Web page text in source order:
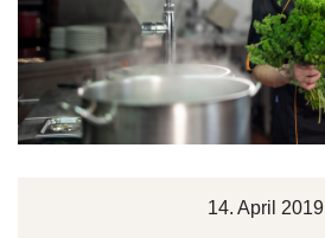
14. April 2019